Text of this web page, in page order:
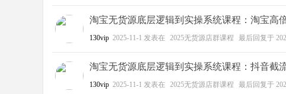
淘宝无货源底层逻辑到实操系统课程：淘宝高
130vip 2025-11-1 发表在 2025无货源店群课程 最后回复于
淘宝无货源底层逻辑到实操系统课程：抖音截
130vip 2025-11-1 发表在 2025无货源店群课程 最后回复于